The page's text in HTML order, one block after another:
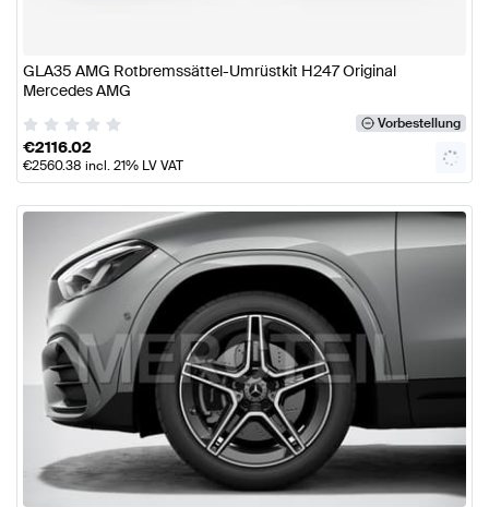
GLA35 AMG Rotbremssättel-Umrüstkit H247 Original
Mercedes AMG
Vorbestellung
€2116.02
€2560.38 incl. 21% LV VAT